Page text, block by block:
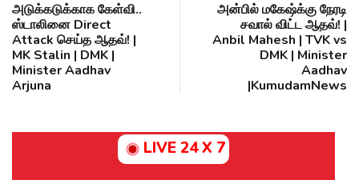
அடுக்கடுக்காக கேள்வி..
ஸ்டாலினை Direct
Attack செய்த ஆதவ்! |
MK Stalin | DMK |
Minister Aadhav
Arjuna
அன்பில் மகேஷ்க்கு நேரடி
சவால் விட்ட ஆதவ்! |
Anbil Mahesh | TVK vs
DMK | Minister
Aadhav
|KumudamNews
LIVE 24 X 7